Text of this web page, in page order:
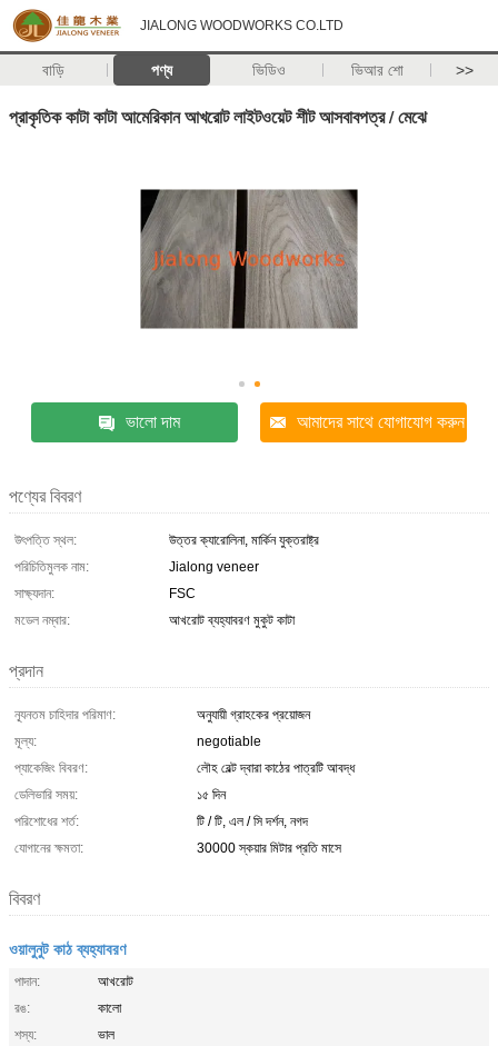
JIALONG WOODWORKS CO.LTD
বাড়ি পণ্য ভিডিও ভিআর শো >>
প্রাকৃতিক কাটা কাটা আমেরিকান আখরোট লাইটওয়েট শীট আসবাবপত্র / মেঝে
ভালো দাম আমাদের সাথে যোগাযোগ করুন
পণ্যের বিবরণ
উৎপত্তি স্থল:
উত্তর ক্যারোলিনা, মার্কিন যুক্তরাষ্ট্র
পরিচিতিমুলক নাম:
Jialong veneer
সাক্ষ্যদান:
FSC
মডেল নম্বার:
আখরোট ব্যহ্যাবরণ মুকুট কাটা
প্রদান
ন্যূনতম চাহিদার পরিমাণ:
অনুযায়ী গ্রাহকের প্রয়োজন
মূল্য:
negotiable
প্যাকেজিং বিবরণ:
লৌহ বেল্ট দ্বারা কাঠের পাত্রটি আবদ্ধ
ডেলিভারি সময়:
১৫ দিন
পরিশোধের শর্ত:
টি / টি, এল / সি দর্শন, নগদ
যোগানের ক্ষমতা:
30000 স্কয়ার মিটার প্রতি মাসে
বিবরণ
ওয়ালুনুট কাঠ ব্যহ্যাবরণ
পাদান:
আখরোট
রঙ:
কালো
শস্য:
ভাল